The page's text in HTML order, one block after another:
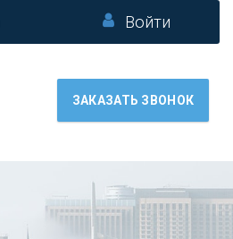
Войти
ЗАКАЗАТЬ ЗВОНОК